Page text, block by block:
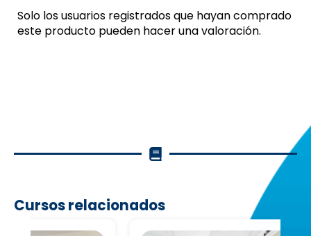
Solo los usuarios registrados que hayan comprado
este producto pueden hacer una valoración.
Cursos relacionados